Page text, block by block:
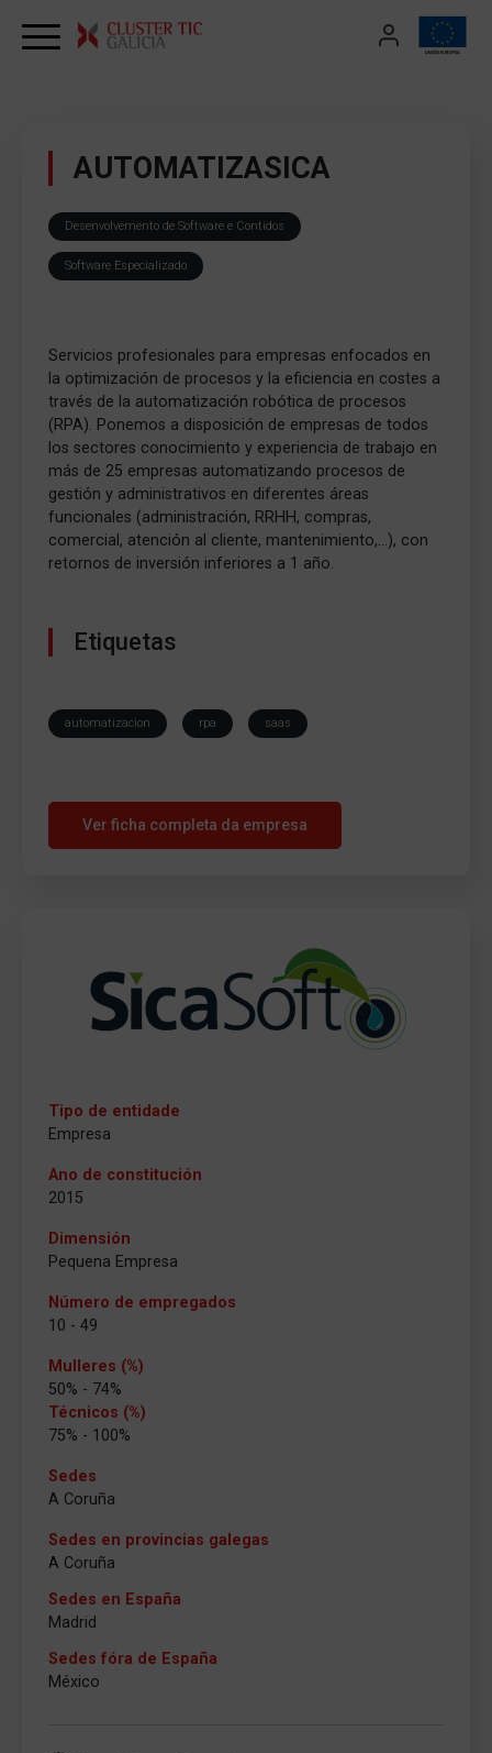
AUTOMATIZASICA
Desenvolvemento de Software e Contidos
Software Especializado
Servicios profesionales para empresas enfocados en
la optimización de procesos y la eficiencia en costes a
través de la automatización robótica de procesos
(RPA). Ponemos a disposición de empresas de todos
los sectores conocimiento y experiencia de trabajo en
más de 25 empresas automatizando procesos de
gestión y administrativos en diferentes áreas
funcionales (administración, RRHH, compras,
comercial, atención al cliente, mantenimiento,…), con
retornos de inversión inferiores a 1 año.
Etiquetas
automatizacion rpa saas
Ver ficha completa da empresa
Tipo de entidade
Empresa
Ano de constitución
2015
Dimensión
Pequena Empresa
Número de empregados
10 - 49
Mulleres (%)
50% - 74%
Técnicos (%)
75% - 100%
Sedes
A Coruña
Sedes en provincias galegas
A Coruña
Sedes en España
Madrid
Sedes fóra de España
México